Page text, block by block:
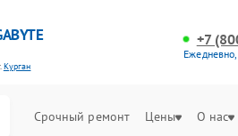
Курган
+7
Срочный ремонт Цены О нас